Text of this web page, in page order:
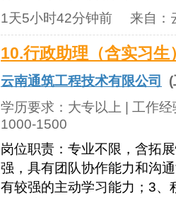
1天5小时42分钟前 来自：
10.行政助理（含实习生
云南通筑工程技术有限公司
学历要求： 大专以上 | 工作
1000-1500
岗位职责：专业不限，含拓
强，具有团队协作能力和沟
有较强的主动学习能力；3